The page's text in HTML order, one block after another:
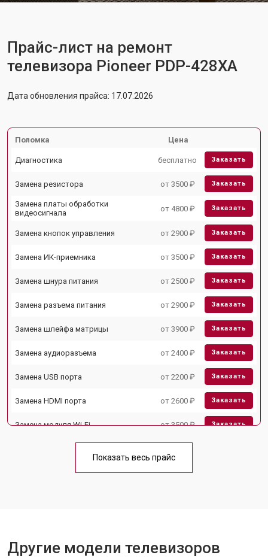
Прайс-лист на ремонт
телевизора Pioneer PDP-428XA
Дата обновления прайса: 17.07.2026
Поломка Цена
Диагностика бесплатно Заказать
Замена резистора от 3500 ₽ Заказать
Замена платы обработки
видеосигнала
от 4800 ₽ Заказать
Замена кнопок управления от 2900 ₽ Заказать
Замена ИК-приемника от 3500 ₽ Заказать
Замена шнура питания от 2500 ₽ Заказать
Замена разъема питания от 2900 ₽ Заказать
Замена шлейфа матрицы от 3900 ₽ Заказать
Замена аудиоразъема от 2400 ₽ Заказать
Замена USB порта от 2200 ₽ Заказать
Замена HDMI порта от 2600 ₽ Заказать
Замена модуля Wi-Fi от 3500 ₽ Заказать
Ремонт блока управления от 3100 ₽
Прошивка от 3900 ₽ Заказать
Показать весь прайс
Другие модели телевизоров